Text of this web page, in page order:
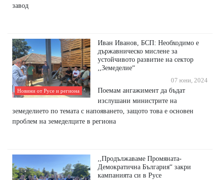
завод
Новини от Русе и региона
Иван Иванов, БСП: Необходимо е
държавническо мислене за
устойчивото развитие на сектор
,,Земеделие“
07 юни, 2024
Поемам ангажимент да бъдат
изслушани министрите на
земеделието по темата с напояването, защото това е основен
проблем на земеделците в региона
,,Продължаваме Промяната-
Демократична България“ закри
кампанията си в Русе